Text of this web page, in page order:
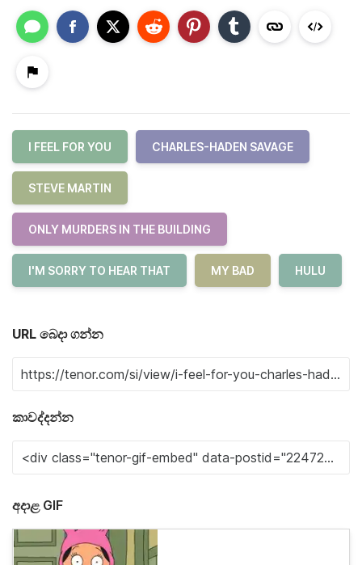
I FEEL FOR YOU CHARLES-HADEN SAVAGE
STEVE MARTIN
ONLY MURDERS IN THE BUILDING
I'M SORRY TO HEAR THAT MY BAD HULU
URL බෙදා ගන්න
කාවද්දන්න
අදාළ GIF